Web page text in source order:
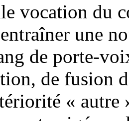
vocation du
une
de porte-
de fusion
« autre